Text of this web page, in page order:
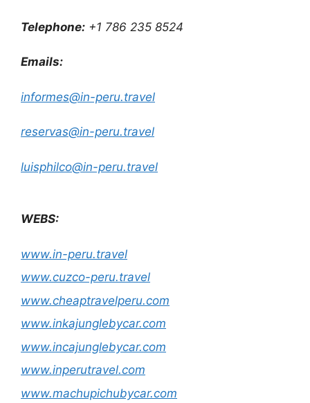
Telephone: +1 786 235 8524
Emails:
informes@in-peru.travel
reservas@in-peru.travel
luisphilco@in-peru.travel
WEBS:
www.in-peru.travel
www.cuzco-peru.travel
www.cheaptravelperu.com
www.inkajunglebycar.com
www.incajunglebycar.com
www.inperutravel.com
www.machupichubycar.com